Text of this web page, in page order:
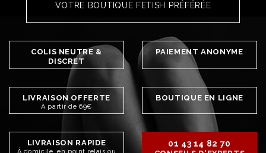
VOTRE BOUTIQUE FETISH PRÉFÉRÉE
COLIS NEUTRE &
DISCRET
PAIEMENT ANONYME
LIVRAISON OFFERTE
À partir de 69€
BOUTIQUE EN LIGNE
LIVRAISON RAPIDE 01 43 14 82 70